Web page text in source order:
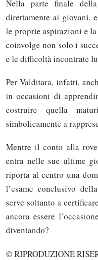
Nella parte finale
direttamente ai giovani,
le proprie aspirazioni e
coinvolge non solo i
e le difficoltà incontrate
Per Valditara, infatti,
in occasioni di
costruire quella
simbolicamente a
Mentre il conto alla
entra nelle sue ultime
riporta al centro una
l’esame conclusivo
serve soltanto a
ancora essere
diventando?
© RIPRODUZIONE
Solo gli utenti